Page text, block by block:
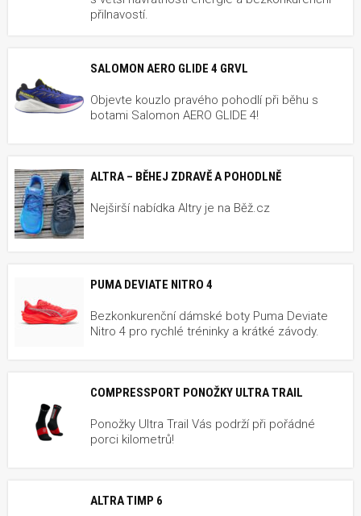
přilnavostí.
SALOMON AERO GLIDE 4 GRVL
Objevte kouzlo pravého pohodlí při běhu s
botami Salomon AERO GLIDE 4!
ALTRA – BĚHEJ ZDRAVĚ A POHODLNĚ
Nejširší nabídka Altry je na Běž.cz
PUMA DEVIATE NITRO 4
Bezkonkurenční dámské boty Puma Deviate
Nitro 4 pro rychlé tréninky a krátké závody.
COMPRESSPORT PONOŽKY ULTRA TRAIL
Ponožky Ultra Trail Vás podrží při pořádné
porci kilometrů!
ALTRA TIMP 6